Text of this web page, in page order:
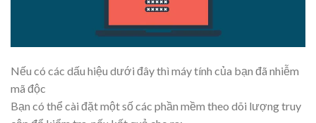
Nếu có các dấu hiệu dưới đây thì máy tính của bạn đã nhiễm
mã độc
Bạn có thể cài đặt một số các phần mềm theo dõi lượng truy